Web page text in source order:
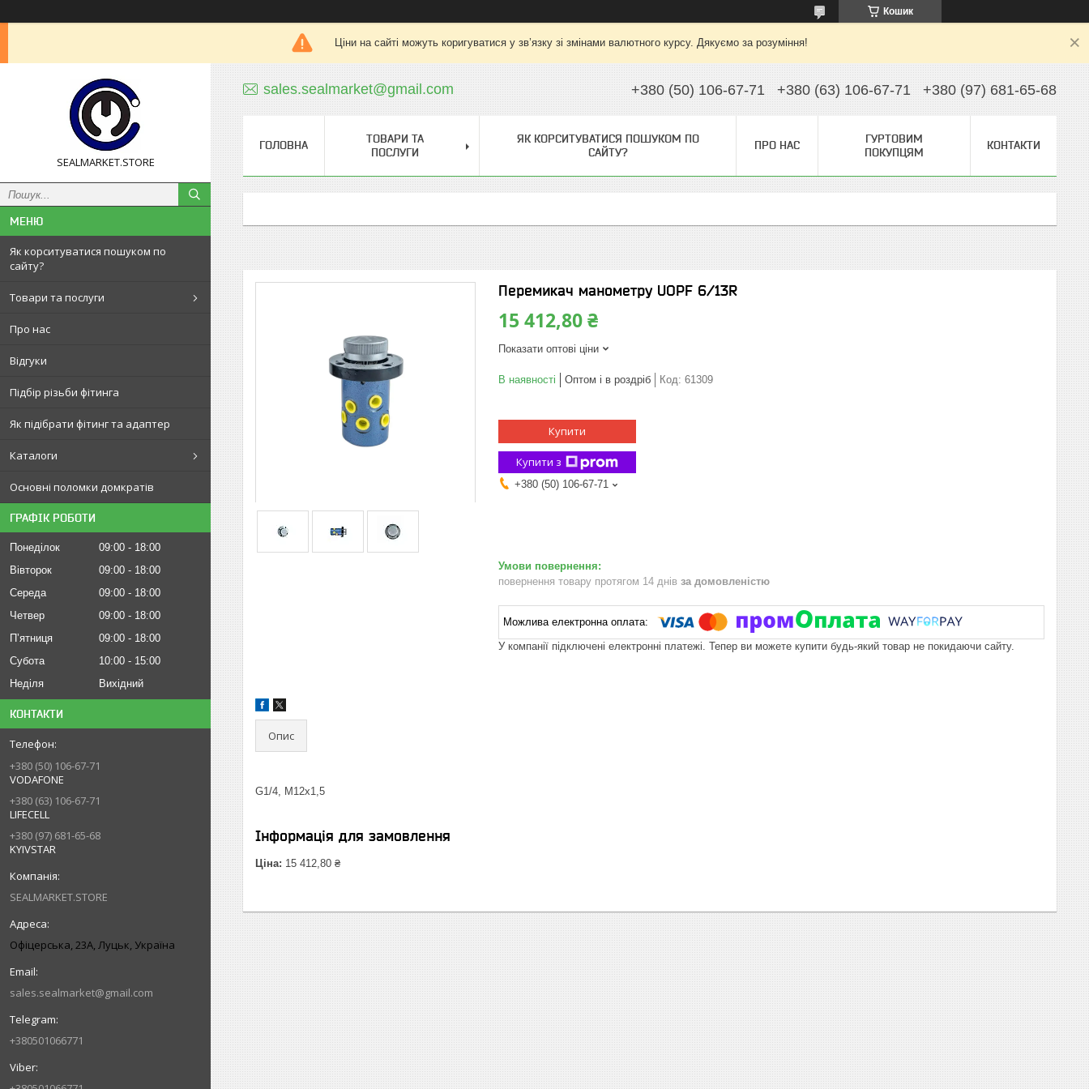
Кошик
Ціни на сайті можуть коригуватися у зв’язку зі змінами валютного курсу. Дякуємо за розуміння!
SEALMARKET.STORE
Як корситуватися пошуком по
сайту?
Товари та послуги
Про нас
Відгуки
Підбір різьби фітинга
Як підібрати фітинг та адаптер
Каталоги
Основні поломки домкратів
ГРАФІК РОБОТИ
Понеділок 09:00
18:00
Вівторок
09:00
18:00
Середа
09:00
18:00
Четвер
09:00
18:00
Пʼятниця
09:00
18:00
Субота
10:00
15:00
Неділя
Вихідний
КОНТАКТИ
+380 (50) 106-67-71
VODAFONE
+380 (63) 106-67-71
LIFECELL
+380 (97) 681-65-68
KYIVSTAR
SEALMARKET.STORE
Офіцерська, 23А, Луцьк, Україна
sales.sealmarket@gmail.com
+380501066771
sales.sealmarket@gmail.com +380 (50) 106-67-71 +380 (63) 106-67-71 +380 (97) 681-65-68
ГОЛОВНА
ТОВАРИ ТА
ПОСЛУГИ
ЯК КОРСИТУВАТИСЯ ПОШУКОМ ПО
САЙТУ?
ПРО НАС
ГУРТОВИМ
ПОКУПЦЯМ
КОНТАКТИ
Перемикач манометру UOPF 6/13R
15 412,80 ₴
Показати оптові ціни
В наявності Оптом і в роздріб Код: 61309
Купити
Купити з
+380 (50) 106-67-71
повернення товару протягом 14 днів за домовленістю
У компанії підключені електронні платежі. Тепер ви можете купити будь-який товар не покидаючи сайту.
Опис
G1/4, M12x1,5
Інформація для замовлення
Ціна: 15 412,80 ₴